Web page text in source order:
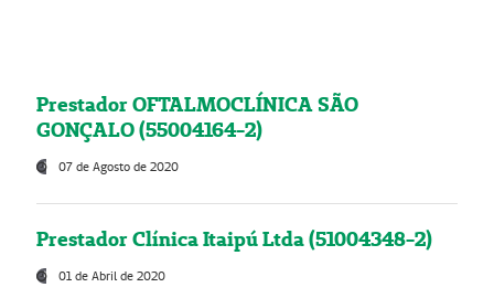
Prestador OFTALMOCLÍNICA SÃO
GONÇALO (55004164-2)
07 de Agosto de 2020
Prestador Clínica Itaipú Ltda (51004348-2)
01 de Abril de 2020